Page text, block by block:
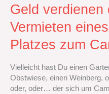
Geld verdienen
Vermieten
Platzes zum
Vielleicht hast Du einen
Obstwiese, einen Weinberg,
oder, oder… der sich um
durch
das
Vermieten
„besonderen“
zum
Campen